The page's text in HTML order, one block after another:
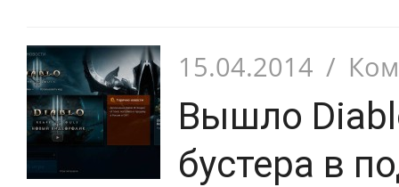
15.04.2014 /
Вышло
бустера в